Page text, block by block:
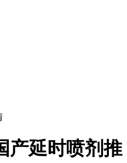
产延时喷剂推